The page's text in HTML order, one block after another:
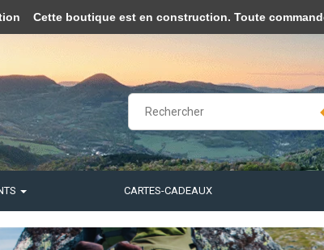
CARTES-CADEAUX
afin de rendre ce site plus fonctionnel. D'accord? Oui Non
Cette boutique est en construction. Toute